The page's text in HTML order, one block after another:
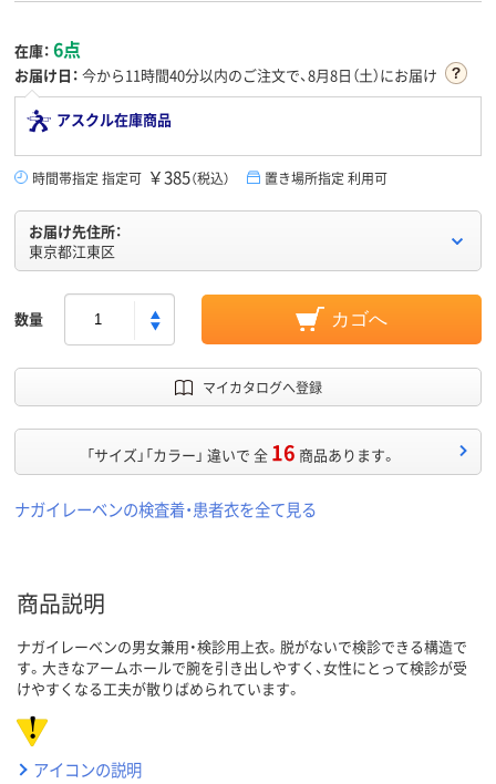
在庫： 6点
お届け日： 今から11時間40分以内のご注文で、8月8日（土）にお届け
アスクル在庫商品
時間帯指定 指定可 ￥385（税込） 置き場所指定 利用可
お届け先住所：
東京都江東区
数量 カゴへ
マイカタログへ登録
「サイズ」「カラー」 違いで 全 16 商品あります。
ナガイレーベンの検査着・患者衣を全て見る
商品説明
ナガイレーベンの男女兼用・検診用上衣。脱がないで検診できる構造で
す。大きなアームホールで腕を引き出しやすく、女性にとって検診が受
けやすくなる工夫が散りばめられています。
アイコンの説明